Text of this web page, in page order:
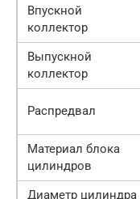
Впускной
коллектор
Выпускной
коллектор
Распредвал
Материал блока
цилиндров
Диаметр цилиндра